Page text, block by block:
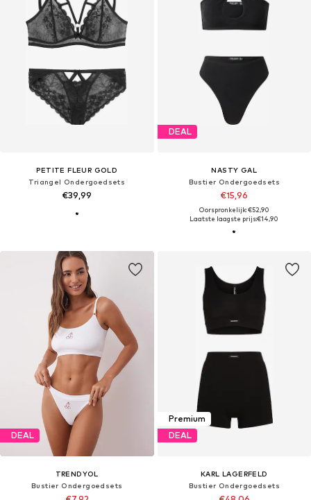
PETITE FLEUR GOLD
Triangel Ondergoedsets
€39,99
DEAL
NASTY GAL
Bustier Ondergoedsets
€15,96
Oorspronkelijk: €52,90
Laatste laagste prijs:€14,90
DEAL
TRENDYOL
Bustier Ondergoedsets
Premium
DEAL
KARL LAGERFELD
Bustier Ondergoedsets